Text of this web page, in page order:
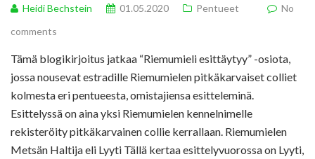
Heidi Bechstein 01.05.2020 Pentueet
No
comments
Tämä blogikirjoitus jatkaa “Riemumieli esittäytyy” -osiota,
jossa nousevat estradille Riemumielen pitkäkarvaiset colliet
kolmesta eri pentueesta, omistajiensa esitteleminä.
Esittelyssä on aina yksi Riemumielen kennelnimelle
rekisteröity pitkäkarvainen collie kerrallaan. Riemumielen
Metsän Haltija eli Lyyti Tällä kertaa esittelyvuorossa on Lyyti,